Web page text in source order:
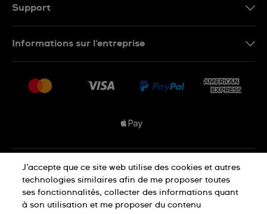
Support
Conditions De Vente
Informations sur l'entreprise
Nous rejoindre
Déclaration de confidentialité
Déclaration concernant les cookies
J’accepte que ce site web utilise des cookies et autres
technologies similaires afin de me proposer toutes
ses fonctionnalités, collecter des informations quant
à son utilisation et me proposer du contenu